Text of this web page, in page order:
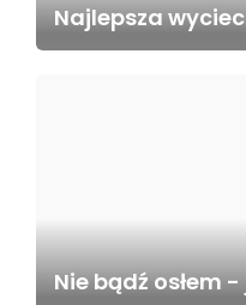
Najlepsza
Nie bądź osłem